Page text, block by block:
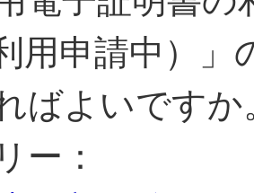
用申請中）」
ばよいですか
ー：